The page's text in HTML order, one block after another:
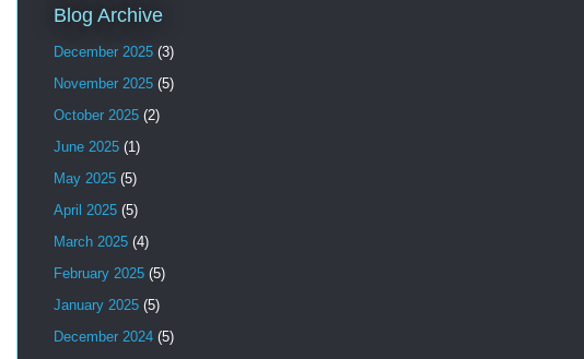
Blog Archive
December 2025 (3)
November 2025 (5)
October 2025 (2)
June 2025 (1)
May 2025 (5)
April 2025 (5)
March 2025 (4)
February 2025 (5)
January 2025 (5)
December 2024 (5)